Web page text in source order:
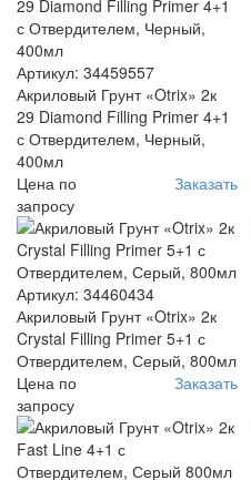
Артикул: 34459557
Акриловый Грунт «Otrix» 2к
29 Diamond Filling Primer 4+1
с Отвердителем, Черный,
400мл
Цена по
запросу
Заказать
Артикул: 34460434
Акриловый Грунт «Otrix» 2к
Crystal Filling Primer 5+1 с
Отвердителем, Серый, 800мл
Цена по
запросу
Заказать